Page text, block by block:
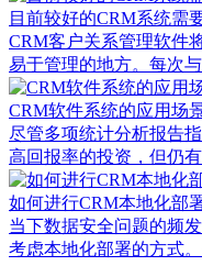
目前较好的CRM系统需
CRM客户关系管理软件
易于管理的地方。每次
CRM软件系统的应用场
尽管多项统计分析报告
高回报率的投资，但仍
如何进行CRM本地化部
当下数据安全问题的频
考虑本地化部署的方式